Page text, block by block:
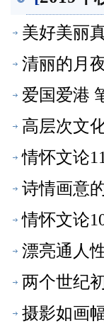
美好美丽
清丽的月
爱国爱港
高层次文
情怀文论
诗情画意
情怀文论
漂亮通人
两个世纪
摄影如画